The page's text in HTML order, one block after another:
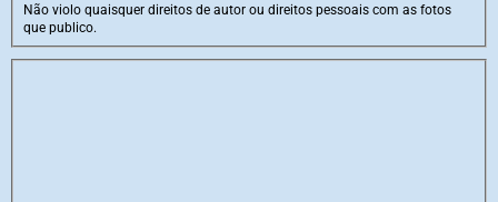
Não violo quaisquer direitos de autor ou direitos pessoais com as fotos
que publico.